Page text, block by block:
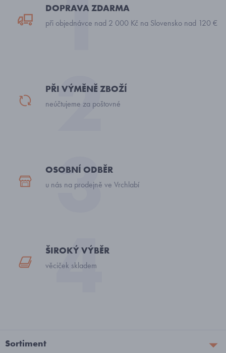
DOPRAVA ZDARMA
při objednávce nad 2 000 Kč na Slovensko nad 120 €
PŘI VÝMĚNĚ ZBOŽÍ
neúčtujeme za poštovné
OSOBNÍ ODBĚR
u nás na prodejně ve Vrchlabí
ŠIROKÝ VÝBĚR
věciček skladem
Sortiment